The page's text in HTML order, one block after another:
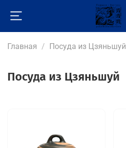
Главная Посуда из Цзяньшуй
Посуда из Цзяньшуй